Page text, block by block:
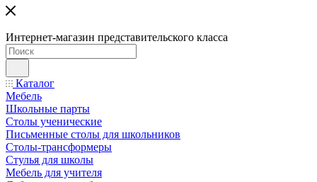
Интернет-магазин представительского класса
Каталог
Мебель
Школьные парты
Столы ученические
Письменные столы для школьников
Столы-трансформеры
Стулья для школы
Мебель для учителя